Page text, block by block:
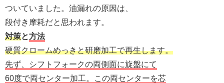
ついていました。油漏れの原因は、
段付き摩耗だと思われます。
対策と方法
硬質クロームめっきと研磨加工で再生します。
先ず、シフトフォークの両側面に旋盤にて
60度で両センター加工。この両センターを芯